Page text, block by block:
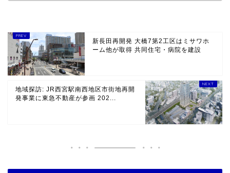
新長田再開発 大橋7第2工区はミサワホ
ーム他が取得 共同住宅・病院を建設
地域探訪: JR西宮駅南西地区市街地再開
発事業に東急不動産が参画 202...